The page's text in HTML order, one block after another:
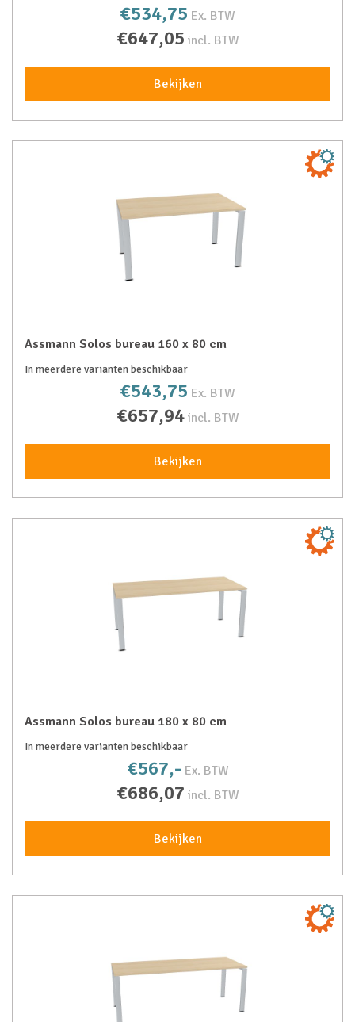
€534,75 Ex. BTW
€647,05 incl. BTW
Bekijken
Assmann Solos bureau 160 x 80 cm
In meerdere varianten beschikbaar
€543,75 Ex. BTW
€657,94 incl. BTW
Bekijken
Assmann Solos bureau 180 x 80 cm
In meerdere varianten beschikbaar
€567,- Ex. BTW
€686,07 incl. BTW
Bekijken